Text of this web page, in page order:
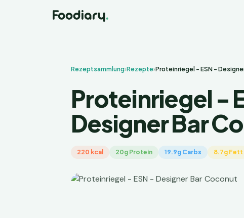
Rezeptsammlung›Rezepte›Proteinriegel - ESN -
Proteinriegel -
Designer Bar
220 kcal 20g Protein 19.9g Carbs 8.7g Fett